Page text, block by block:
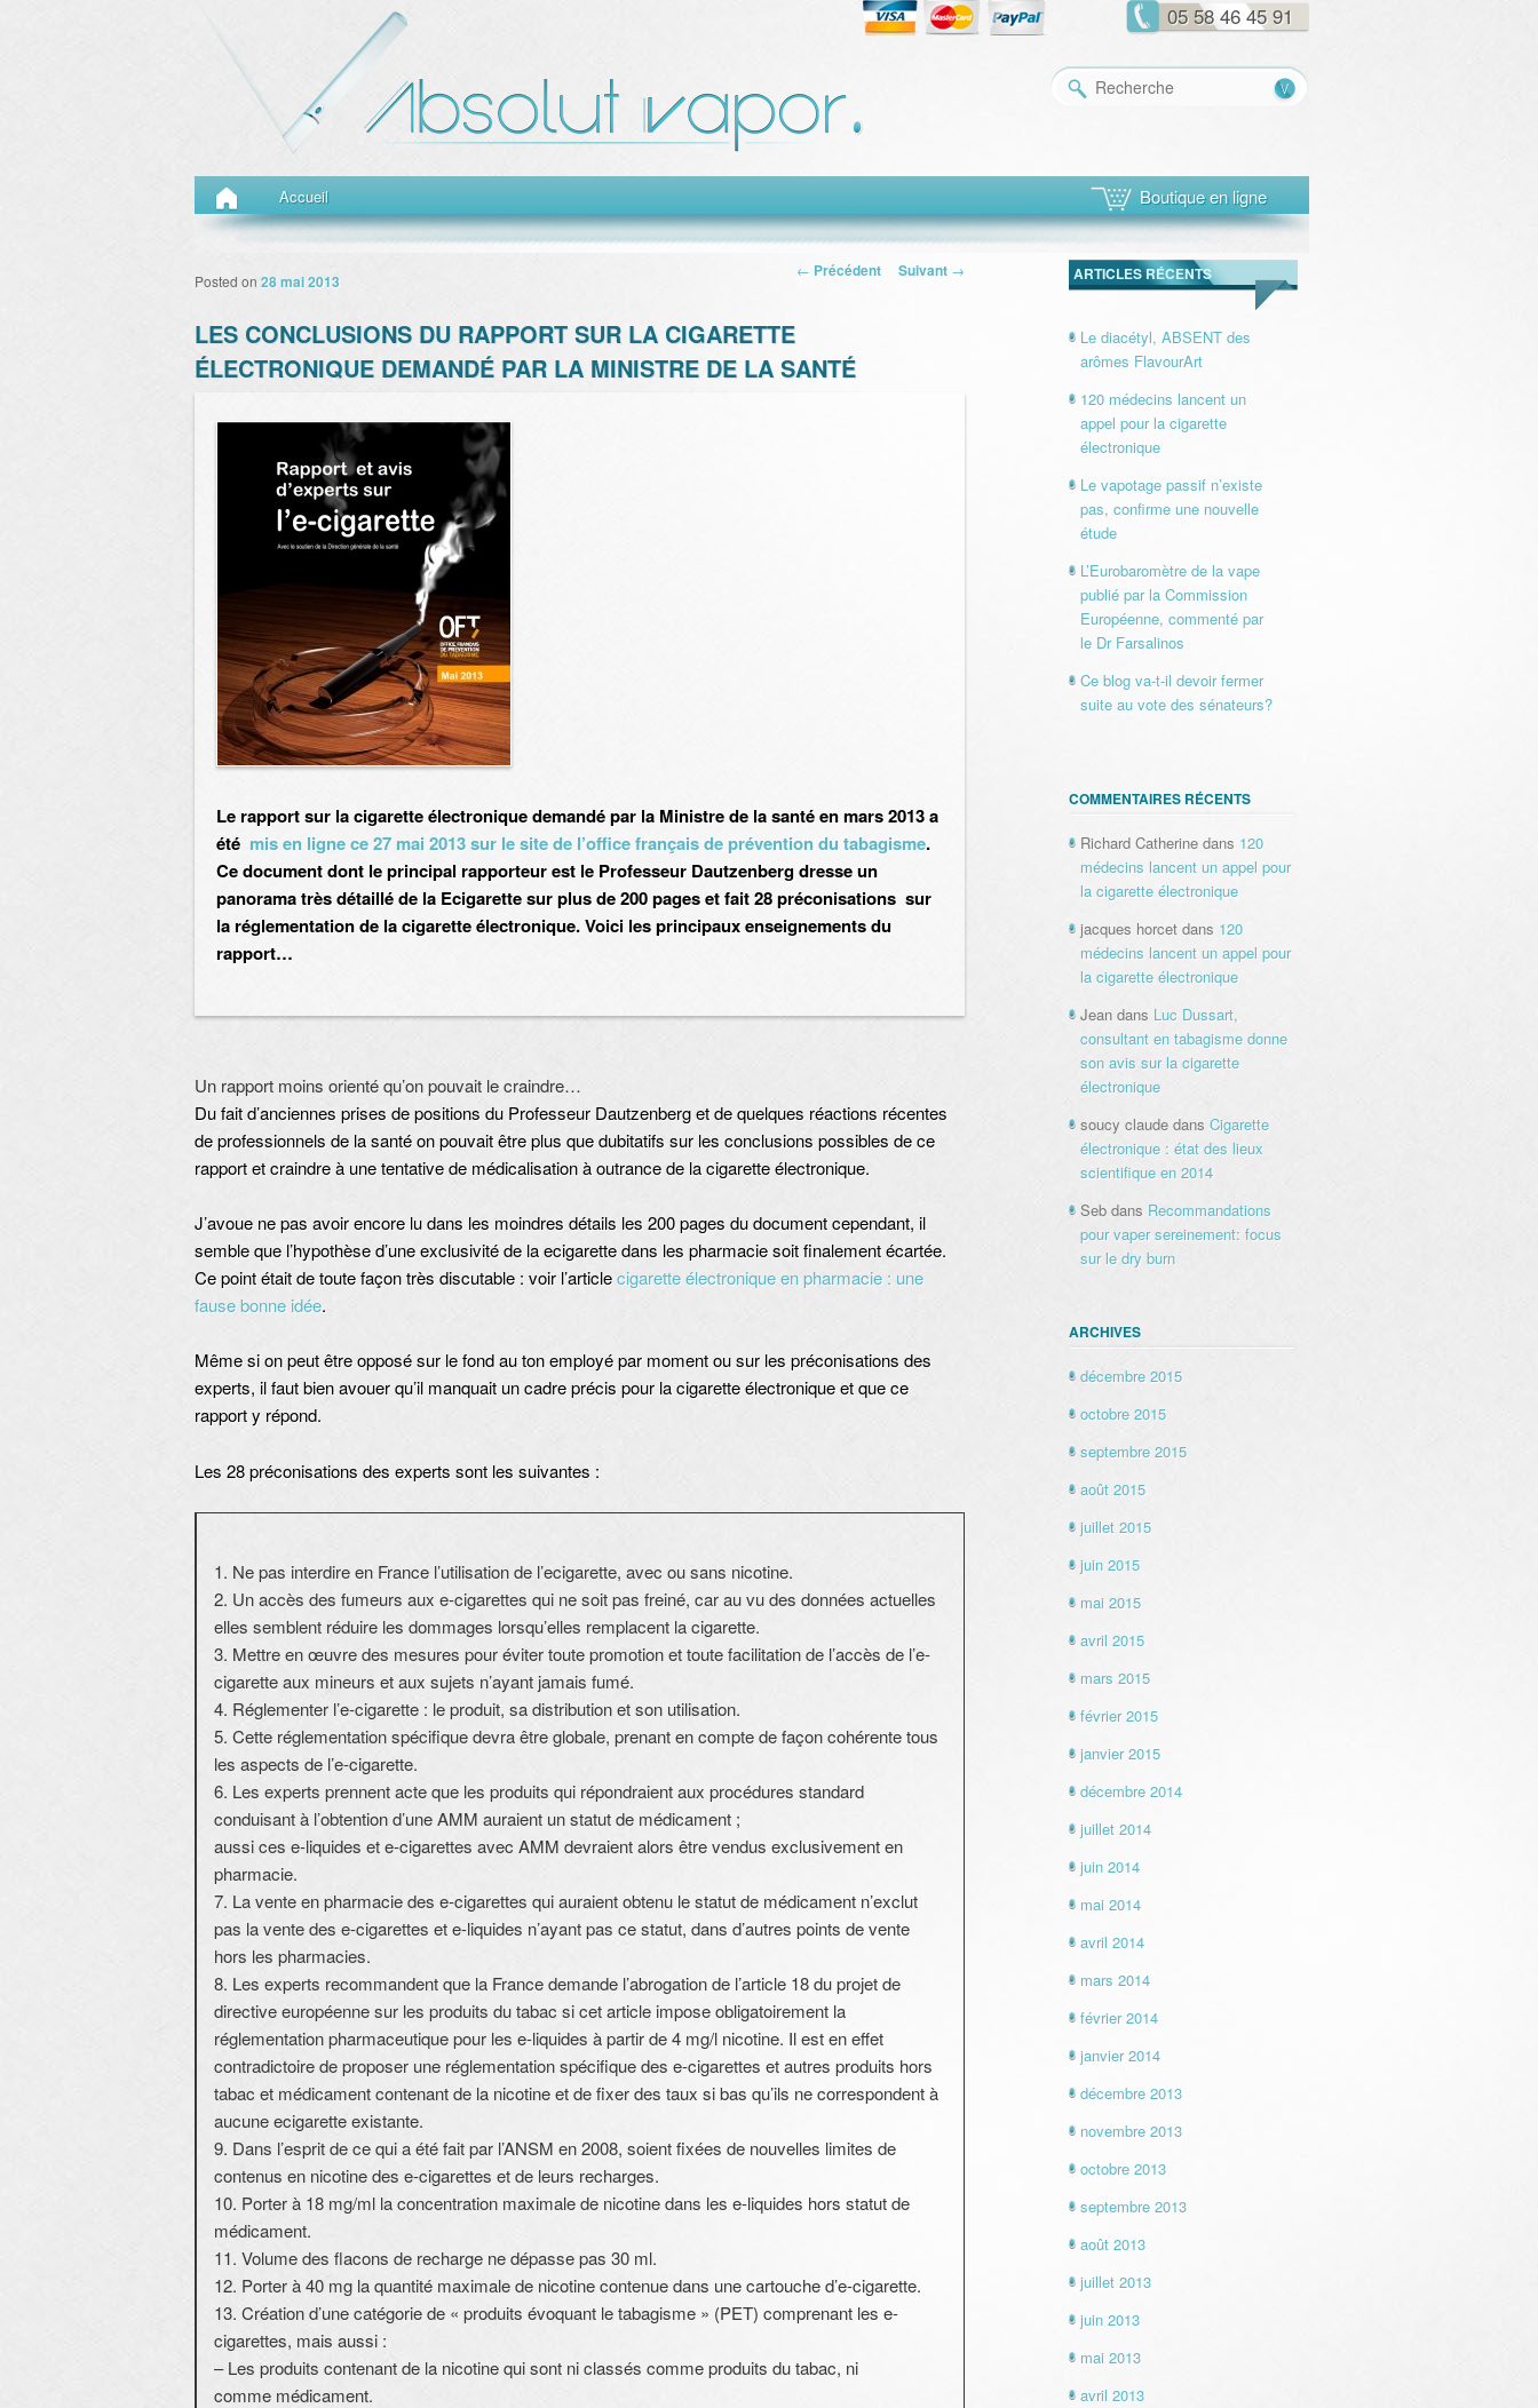
05 58 46 45 91
Menu principal
Aller au contenu principal
Aller au contenu secondaire
Accueil Boutique en ligne
Navigation des
← Précédent Suivant →
LES CONCLUSIONS DU RAPPORT SUR LA CIGARETTE
ÉLECTRONIQUE DEMANDÉ PAR LA MINISTRE DE LA SANTÉ
Posted on 28 mai 2013
Le rapport sur la cigarette électronique demandé par la Ministre de la santé en mars 2013 a
été mis en ligne ce 27 mai 2013 sur le site de l’office français de prévention du tabagisme.
Ce document dont le principal rapporteur est le Professeur Dautzenberg dresse un
panorama très détaillé de la Ecigarette sur plus de 200 pages et fait 28 préconisations sur
la réglementation de la cigarette électronique. Voici les principaux enseignements du
rapport…
Un rapport moins orienté qu’on pouvait le craindre…
Du fait d’anciennes prises de positions du Professeur Dautzenberg et de quelques réactions récentes
de professionnels de la santé on pouvait être plus que dubitatifs sur les conclusions possibles de ce
rapport et craindre à une tentative de médicalisation à outrance de la cigarette électronique.
J’avoue ne pas avoir encore lu dans les moindres détails les 200 pages du document cependant, il
semble que l’hypothèse d’une exclusivité de la ecigarette dans les pharmacie soit finalement écartée.
Ce point était de toute façon très discutable : voir l’articlecigarette électronique en pharmacie : une
fause bonne idée.
Même si on peut être opposé sur le fond au ton employé par moment ou sur les préconisations des
experts, il faut bien avouer qu’il manquait un cadre précis pour la cigarette électronique et que ce
rapport y répond.
Les 28 préconisations des experts sont les suivantes :
1. Ne pas interdire en France l’utilisation de l’ecigarette, avec ou sans nicotine.
2. Un accès des fumeurs aux e-cigarettes qui ne soit pas freiné, car au vu des données actuelles
elles semblent réduire les dommages lorsqu’elles remplacent la cigarette.
3. Mettre en œuvre des mesures pour éviter toute promotion et toute facilitation de l’accès de l’e-
cigarette aux mineurs et aux sujets n’ayant jamais fumé.
4. Réglementer l’e-cigarette : le produit, sa distribution et son utilisation.
5. Cette réglementation spécifique devra être globale, prenant en compte de façon cohérente tous
les aspects de l’e-cigarette.
6. Les experts prennent acte que les produits qui répondraient aux procédures standard
conduisant à l’obtention d’une AMM auraient un statut de médicament ;
aussi ces e-liquides et e-cigarettes avec AMM devraient alors être vendus exclusivement en
pharmacie.
7. La vente en pharmacie des e-cigarettes qui auraient obtenu le statut de médicament n’exclut
pas la vente des e-cigarettes et e-liquides n’ayant pas ce statut, dans d’autres points de vente
hors les pharmacies.
8. Les experts recommandent que la France demande l’abrogation de l’article 18 du projet de
directive européenne sur les produits du tabac si cet article impose obligatoirement la
réglementation pharmaceutique pour les e-liquides à partir de 4 mg/l nicotine. Il est en effet
contradictoire de proposer une réglementation spécifique des e-cigarettes et autres produits hors
tabac et médicament contenant de la nicotine et de fixer des taux si bas qu’ils ne correspondent à
aucune ecigarette existante.
9. Dans l’esprit de ce qui a été fait par l’ANSM en 2008, soient fixées de nouvelles limites de
contenus en nicotine des e-cigarettes et de leurs recharges.
10. Porter à 18 mg/ml la concentration maximale de nicotine dans les e-liquides hors statut de
médicament.
11. Volume des flacons de recharge ne dépasse pas 30 ml.
12. Porter à 40 mg la quantité maximale de nicotine contenue dans une cartouche d’e-cigarette.
13. Création d’une catégorie de « produits évoquant le tabagisme » (PET) comprenant les e-
cigarettes, mais aussi :
– Les produits contenant de la nicotine qui sont ni classés comme produits du tabac, ni
comme médicament.
ARTICLES RÉCENTS
Le diacétyl, ABSENT des
arômes FlavourArt
120 médecins lancent un
appel pour la cigarette
électronique
Le vapotage passif n’existe
pas, confirme une nouvelle
étude
L’Eurobaromètre de la vape
publié par la Commission
Européenne, commenté par
le Dr Farsalinos
Ce blog va-t-il devoir fermer
suite au vote des sénateurs?
COMMENTAIRES RÉCENTS
Richard Catherinedans 120
médecins lancent un appel pour
la cigarette électronique
jacques horcetdans 120
médecins lancent un appel pour
la cigarette électronique
Jeandans Luc Dussart,
consultant en tabagisme donne
son avis sur la cigarette
électronique
soucy claudedans Cigarette
électronique : état des lieux
scientifique en 2014
Sebdans Recommandations
pour vaper sereinement: focus
sur le dry burn
ARCHIVES
décembre 2015
octobre 2015
septembre 2015
août 2015
juillet 2015
juin 2015
mai 2015
avril 2015
mars 2015
février 2015
janvier 2015
décembre 2014
juillet 2014
juin 2014
mai 2014
avril 2014
mars 2014
février 2014
janvier 2014
décembre 2013
novembre 2013
octobre 2013
septembre 2013
août 2013
juillet 2013
juin 2013
mai 2013
avril 2013